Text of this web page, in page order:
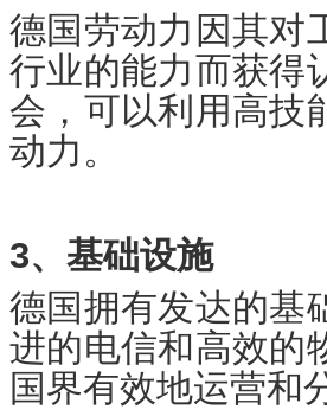
德国劳动力因其对
行业的能力而获得
会，可以利用高技
动力。
3、基础设施
德国拥有发达的基
进的电信和高效的
国界有效地运营和